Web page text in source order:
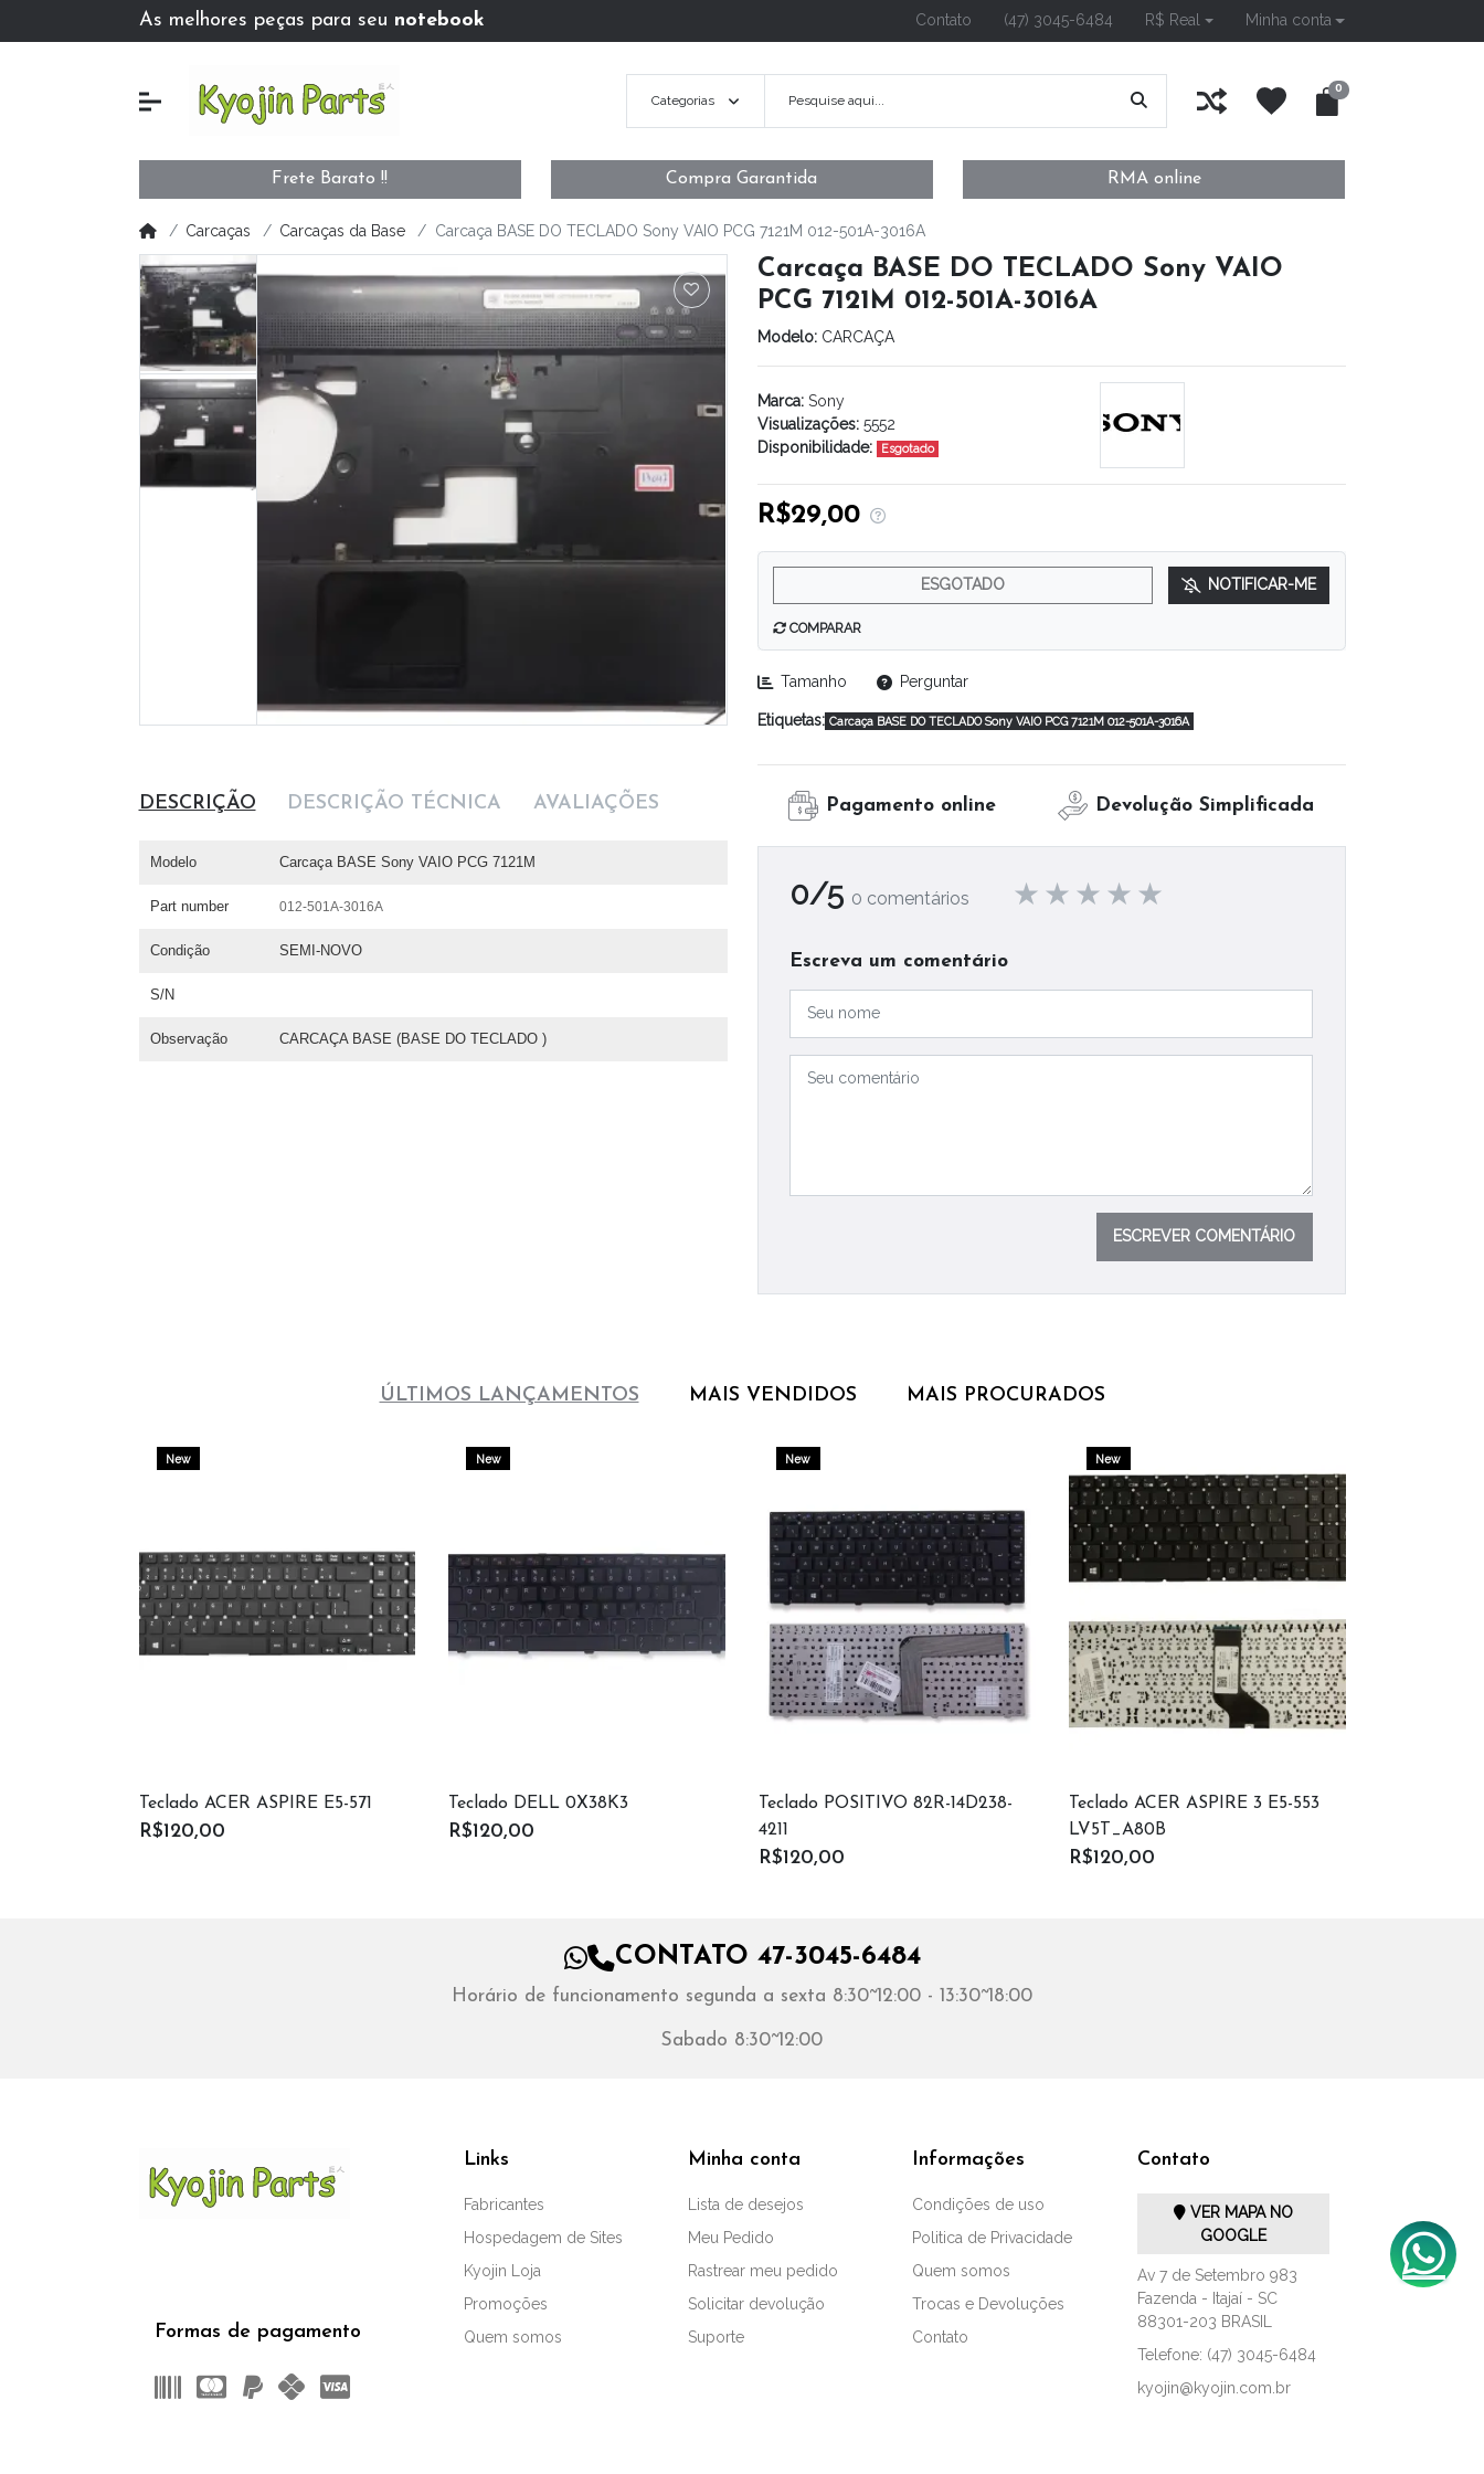
As melhores peças para seu notebook Contato (47) 3045-6484 R$ Real Minha conta
Categorias
0
Frete Barato !! Compra Garantida RMA online
Carcaças Carcaças da Base Carcaça BASE DO TECLADO Sony VAIO PCG 7121M 012-501A-3016A
DESCRIÇÃO DESCRIÇÃO TÉCNICA AVALIAÇÕES
Modelo Carcaça BASE Sony VAIO PCG 7121M
Part number 012-501A-3016A
Condição SEMI-NOVO
S/N
Observação CARCAÇA BASE (BASE DO TECLADO )
Carcaça BASE DO TECLADO Sony VAIO
PCG 7121M 012-501A-3016A
Modelo: CARCAÇA
Marca: Sony
Visualizações: 5552
Disponibilidade:
Esgotado
R$29,00
ESGOTADO NOTIFICAR-ME
COMPARAR
Tamanho Perguntar
Etiquetas: Carcaça BASE DO TECLADO Sony VAIO PCG 7121M 012-501A-3016A
Pagamento online Devolução Simplificada
0/5 0 comentários
Escreva um comentário
ESCREVER COMENTÁRIO
ÚLTIMOS LANÇAMENTOS MAIS VENDIDOS MAIS PROCURADOS
New
Teclado ACER ASPIRE E5-571
R$120,00
New
Teclado DELL 0X38K3
R$120,00
New
Teclado POSITIVO 82R-14D238-
4211
R$120,00
New
Teclado ACER ASPIRE 3 E5-553
LV5T_A80B
R$120,00
CONTATO 47-3045-6484
Horário de funcionamento segunda a sexta 8:30~12:00 - 13:30~18:00
Sabado 8:30~12:00
Formas de pagamento
Links
Fabricantes
Hospedagem de Sites
Kyojin Loja
Promoções
Quem somos
Minha conta
Lista de desejos
Meu Pedido
Rastrear meu pedido
Solicitar devolução
Suporte
Informações
Condições de uso
Politica de Privacidade
Quem somos
Trocas e Devoluções
Contato
Contato
VER MAPA NO
GOOGLE
Av 7 de Setembro 983
Fazenda - Itajaí - SC
88301-203 BRASIL
Telefone: (47) 3045-6484
kyojin@kyojin.com.br